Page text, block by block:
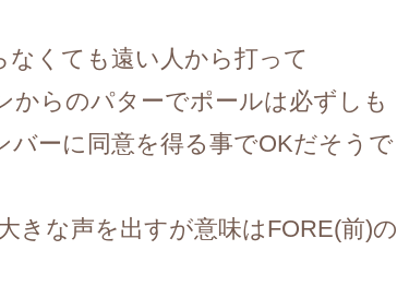
くても遠い人から打って
からのパターでポールは必ずしも
ーに同意を得る事でOKだそうで
きな声を出すが意味はFORE(前)の